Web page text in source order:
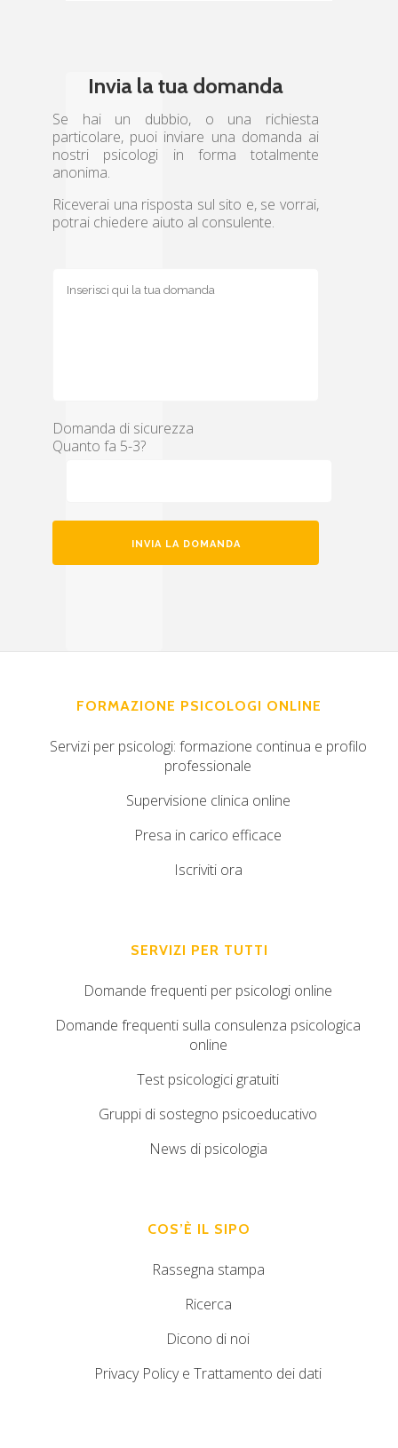
Invia la tua domanda
Se hai un dubbio, o una richiesta
particolare, puoi inviare una domanda ai
nostri psicologi in forma totalmente
anonima.
Riceverai una risposta sul sito e, se vorrai,
potrai chiedere aiuto al consulente.
Domanda di sicurezza
Quanto fa 5-3?
FORMAZIONE PSICOLOGI ONLINE
Servizi per psicologi: formazione continua e profilo
professionale
Supervisione clinica online
Presa in carico efficace
Iscriviti ora
SERVIZI PER TUTTI
Domande frequenti per psicologi online
Domande frequenti sulla consulenza psicologica
online
Test psicologici gratuiti
Gruppi di sostegno psicoeducativo
News di psicologia
COS’È IL SIPO
Rassegna stampa
Ricerca
Dicono di noi
Privacy Policy e Trattamento dei dati